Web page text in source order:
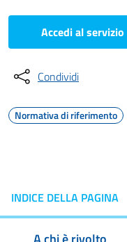
Accedi al servizio
Condividi
Normativa di riferimento
INDICE DELLA PAGINA